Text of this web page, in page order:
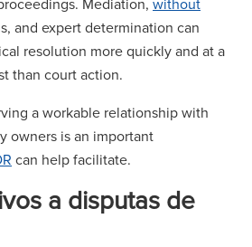
and expert determination can
resolution more quickly and at a
than court action.
a workable relationship with
owners is an important
can help facilitate.
a disputas de